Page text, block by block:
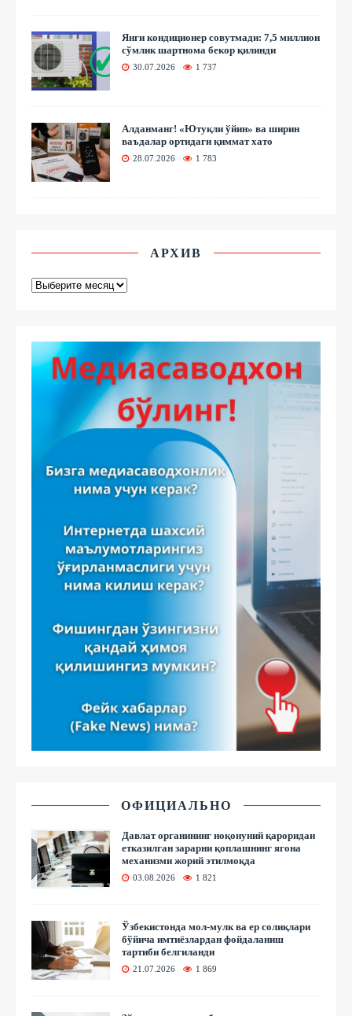
Янги кондиционер совутмади: 7,5 миллион
сўмлик шартнома бекор қилинди
30.07.2026 1 737
Алданманг! «Ютуқли ўйин» ва ширин
ваъдалар ортидаги қиммат хато
28.07.2026 1 783
АРХИВ
ОФИЦИАЛЬНО
Давлат органининг ноқонуний қароридан
етказилган зарарни қоплашнинг ягона
механизми жорий этилмоқда
03.08.2026 1 821
Ўзбекистонда мол-мулк ва ер солиқлари
бўйича имтиёзлардан фойдаланиш
тартиби белгиланди
21.07.2026 1 869